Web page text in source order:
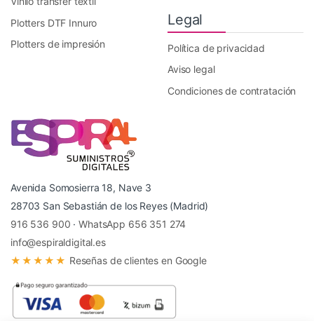
Plotters DTF Innuro
Plotters de impresión
Legal
Política de privacidad
Aviso legal
Condiciones de contratación
Avenida Somosierra 18, Nave 3
28703 San Sebastián de los Reyes (Madrid)
916 536 900 ·WhatsApp 656 351 274
info@espiraldigital.es
★★★★★ Reseñas de clientes en Google